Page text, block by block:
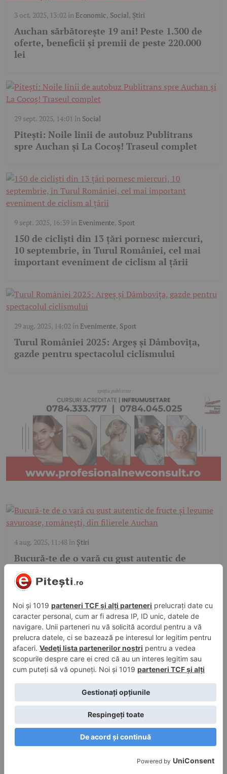
3 oct. 2025, 13:02 în Economic, Social, Știri
Auchan sărbătorește 19 ani! Peste 1.300 de
oferte, beneficii și premii de peste 220.000
lei
29 sept. 2025, 14:01 în Social
Pitești: Noile linii de autobuz Publitrans
spre Auchan și La Cocoș! Traseul complet
9 sept. 2025, 16:39în Evenimente, Sport
150 de cicliști din 13 țări pornesc miercuri,
10 septembrie, în Turul României, cel mai
important eveniment de ciclism al țării
29 aug. 2025, 14:02 în Evenimente, Sport
Turul României 2025: Argeș și Dâmbovița,
gazde pentru spectacolul ciclismului
4 aug. 2025, 11:48în Știri
Bucură-te de o vară cu gust autentic de
fructe și legume savuroase, românești, din
filierele Auchan
1 aug. 2025, 18:03înEvenimente,Sport
În exclusivitate, Prima Sport transmite în
direct Turul României 2025
Diverse
delicii premium, reduceri spectaculoase!